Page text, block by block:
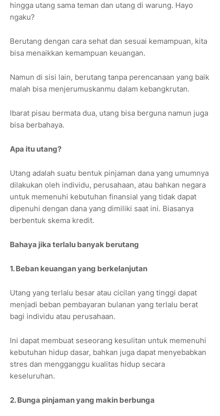
hingga utang sama teman dan utang di warung. Hayo
ngaku?
Berutang dengan cara sehat dan sesuai kemampuan, kita
bisa menaikkan kemampuan keuangan.
Namun di sisi lain, berutang tanpa perencanaan yang baik
malah bisa menjerumuskanmu dalam kebangkrutan.
Ibarat pisau bermata dua, utang bisa berguna namun juga
bisa berbahaya.
Apa itu utang?
Utang adalah suatu bentuk pinjaman dana yang umumnya
dilakukan oleh individu, perusahaan, atau bahkan negara
untuk memenuhi kebutuhan finansial yang tidak dapat
dipenuhi dengan dana yang dimiliki saat ini. Biasanya
berbentuk skema kredit.
Bahaya jika terlalu banyak berutang
1. Beban keuangan yang berkelanjutan
Utang yang terlalu besar atau cicilan yang tinggi dapat
menjadi beban pembayaran bulanan yang terlalu berat
bagi individu atau perusahaan.
Ini dapat membuat seseorang kesulitan untuk memenuhi
kebutuhan hidup dasar, bahkan juga dapat menyebabkan
stres dan mengganggu kualitas hidup secara
keseluruhan.
2. Bunga pinjaman yang makin berbunga